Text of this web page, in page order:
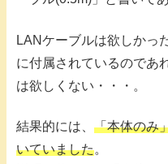
LANケーブルは欲しかっ
に付属されているのであ
は欲しくない・・・。
結果的には、 「本体のみ
いていました。